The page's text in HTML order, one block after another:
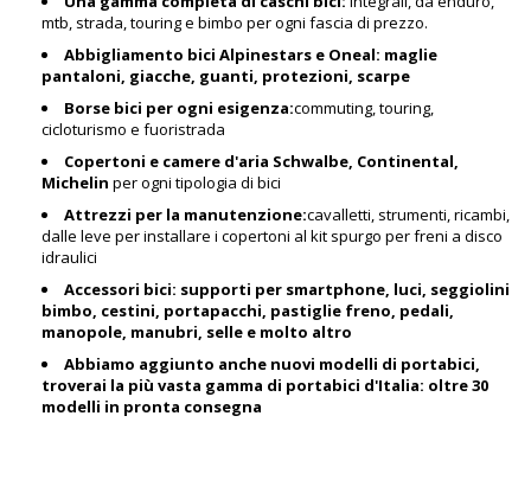
mtb, strada, touring e bimbo per ogni fascia di prezzo.
Abbigliamento bici Alpinestars e Oneal: maglie
pantaloni, giacche, guanti, protezioni, scarpe
Borse bici per ogni esigenza:commuting, touring,
cicloturismo e fuoristrada
Copertoni e camere d'aria Schwalbe, Continental,
Michelin per ogni tipologia di bici
Attrezzi per la manutenzione:cavalletti, strumenti, ricambi,
dalle leve per installare i copertoni al kit spurgo per freni a disco
idraulici
Accessori bici: supporti per smartphone, luci, seggiolini
bimbo, cestini, portapacchi, pastiglie freno, pedali,
manopole, manubri, selle e molto altro
Abbiamo aggiunto anche nuovi modelli di portabici,
troverai la più vasta gamma di portabici d'Italia: oltre 30
modelli in pronta consegna